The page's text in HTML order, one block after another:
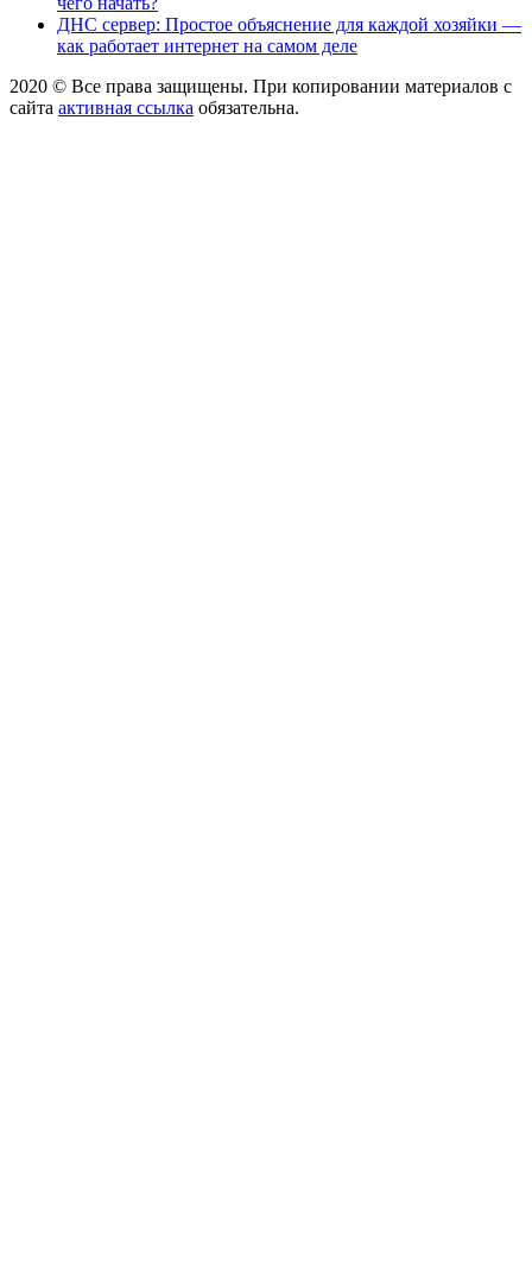
ДНС сервер: Простое объяснение для каждой хозяйки —
как работает интернет на самом деле
2020 © Все права защищены. При копировании материалов с
сайта активная ссылка обязательна.